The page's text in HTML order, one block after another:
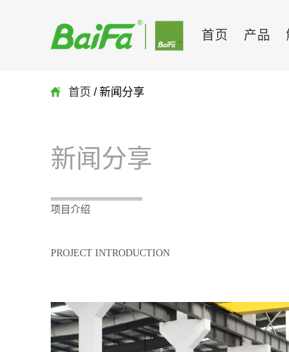
首页 产品
首页 / 新闻分享
新闻分享
项目介绍
PROJECT INTRODUCTION